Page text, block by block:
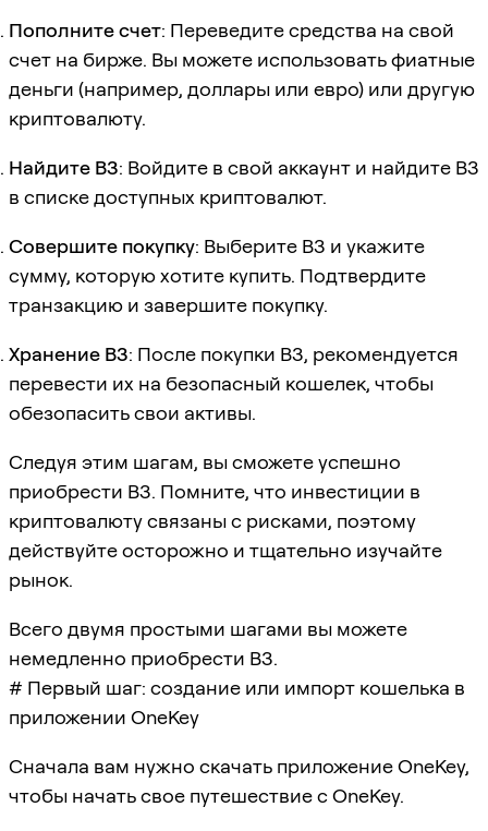
Пополните счет: Переведите средства на свой
счет на бирже. Вы можете использовать фиатные
деньги (например, доллары или евро) или другую
криптовалюту.
Найдите B3: Войдите в свой аккаунт и найдите B3
в списке доступных криптовалют.
Совершите покупку: Выберите B3 и укажите
сумму, которую хотите купить. Подтвердите
транзакцию и завершите покупку.
Хранение B3: После покупки B3, рекомендуется
перевести их на безопасный кошелек, чтобы
обезопасить свои активы.
Следуя этим шагам, вы сможете успешно
приобрести B3. Помните, что инвестиции в
криптовалюту связаны с рисками, поэтому
действуйте осторожно и тщательно изучайте
рынок.
Всего двумя простыми шагами вы можете
немедленно приобрести B3.
# Первый шаг: создание или импорт кошелька в
приложении OneKey
Сначала вам нужно скачать приложение OneKey,
чтобы начать свое путешествие с OneKey.